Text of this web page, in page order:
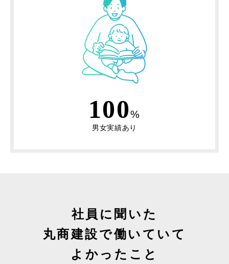
100%
男女実績あり
社員に聞いた
丸商建設で働いていて
よかったこと